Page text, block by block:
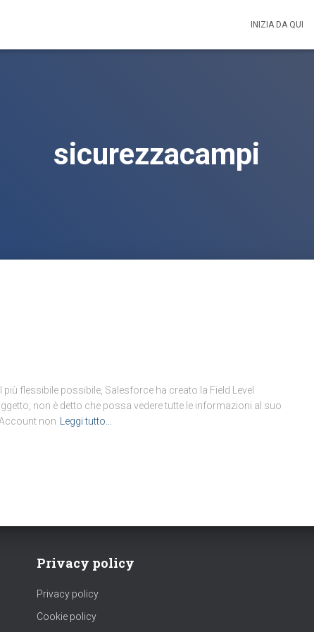
INIZIA DA QUI
sicurezzacampi
flessibile possibile, Salesforce ha creato la Field Level
non è detto che possa vedere tutte le informazioni al suo
non
Leggi tutto…
Privacy policy
Privacy policy
Cookie policy